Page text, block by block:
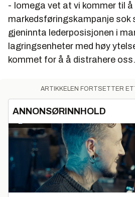
- Iomega vet at vi kommer til
markedsføringskampanje sok
gjeninnta lederposisjonen i
lagringsenheter med høy
kommet for å å distrahere oss.
ARTIKKELEN FORTSETTER
ANNONSØRINNHOLD